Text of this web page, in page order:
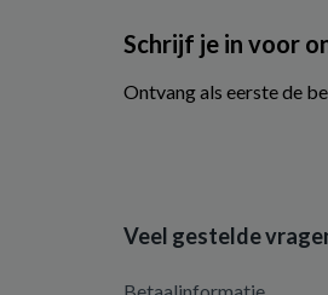
Schrijf je in voor
Ontvang als eerste de
Veel gestelde